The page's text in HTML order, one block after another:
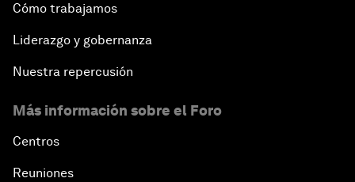
Cómo trabajamos
Liderazgo y gobernanza
Nuestra repercusión
Más información sobre el Foro
Centros
Reuniones